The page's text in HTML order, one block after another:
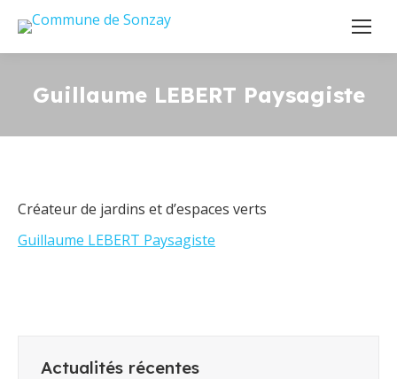
Guillaume LEBERT Paysagiste
Créateur de jardins et d’espaces verts
Guillaume LEBERT Paysagiste
Actualités récentes